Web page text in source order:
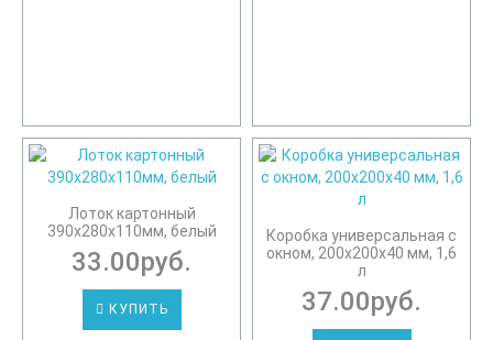
Лоток картонный
390х280х110мм, белый
33.00руб.
КУПИТЬ
Коробка универсальная с
окном, 200х200х40 мм, 1,6
л
37.00руб.